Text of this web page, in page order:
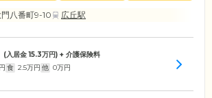
八番町9-10
広丘駅
(入居金15.3万円) + 介護保険料
食 2.5万円 他 0万円